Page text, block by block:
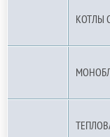
КОТЛЫ